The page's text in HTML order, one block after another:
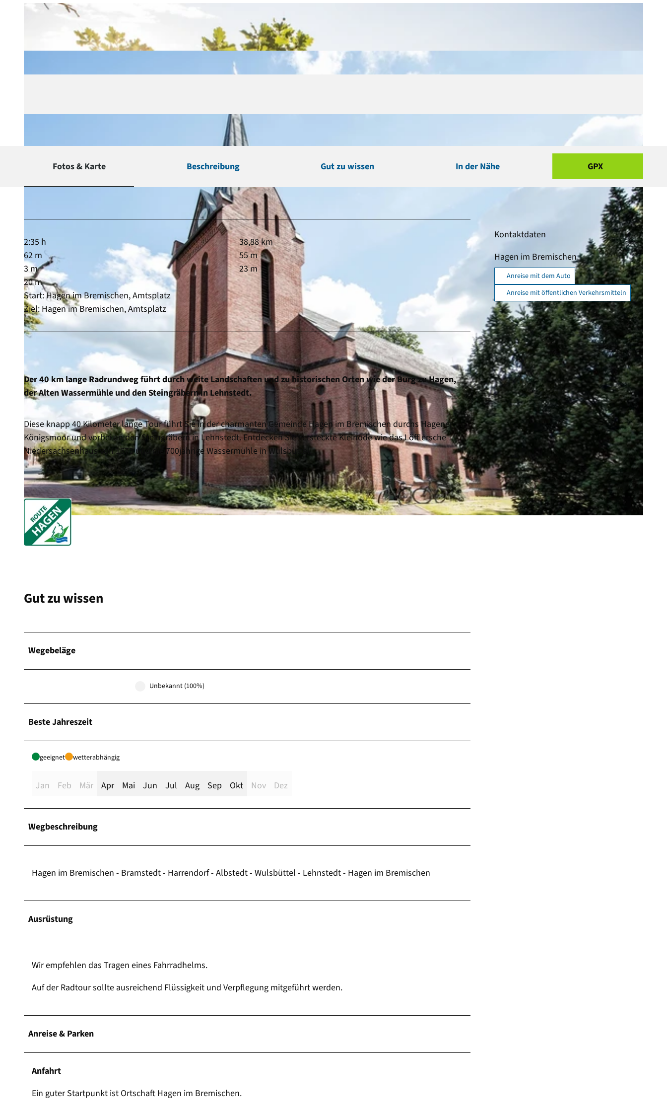
© Florian Trykowski, Cuxland-Tourismus, Fotograf Florian Trykowski |CC-BY
© Florian Trykowski, Cuxland-Tourismus, Fotograf Florian Trykowski |
Fotos & Karte Beschreibung Gut zu wissen In der Nähe GPX
2:35 h
38,88 km
62 m
55 m
3 m
23 m
20 m
Start: Hagen im Bremischen, Amtsplatz
Ziel: Hagen im Bremischen, Amtsplatz
Der 40 km lange Radrundweg führt durch weite Landschaften und zu historischen Orten wie der Burg zu Hagen,
der Alten Wassermühle und den Steingräbern in Lehnstedt.
Diese knapp 40 Kilometer lange Tour führt Sie in der charmanten Gemeinde Hagen im Bremischen durchs Hagener
Königsmoor und vorbei an den Steingräbern in Lehnstedt. Entdecken Sie versteckte Kleinode wie das Löfflersche
Niedersachsenhaus von 1673 und die 700jährige Wassermühle in Wulsbüttel.
Gut zu wissen
Wegebeläge
Unbekannt (100%)
Beste Jahreszeit
geeignet wetterabhängig
Jan Feb Mär Apr Mai Jun Jul Aug Sep Okt Nov Dez
Wegbeschreibung
Hagen im Bremischen - Bramstedt - Harrendorf - Albstedt - Wulsbüttel - Lehnstedt - Hagen im Bremischen
Ausrüstung
Wir empfehlen das Tragen eines Fahrradhelms.
Auf der Radtour sollte ausreichend Flüssigkeit und Verpflegung mitgeführt werden.
Anreise & Parken
Anfahrt
Ein guter Startpunkt ist Ortschaft Hagen im Bremischen.
Kontaktdaten
Hagen im Bremischen
Anreise mit dem Auto
Anreise mit öffentlichen Verkehrsmitteln